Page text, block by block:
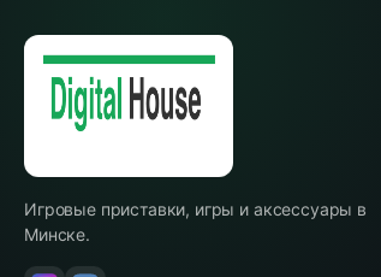
Игровые приставки, игры и аксессуары в
Минске.